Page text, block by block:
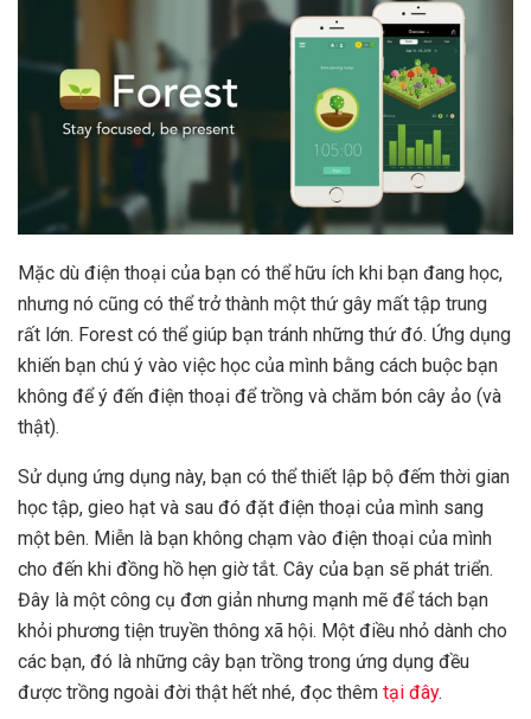
Mặc dù điện thoại của bạn có thể hữu ích khi bạn đang học,
nhưng nó cũng có thể trở thành một thứ gây mất tập trung
rất lớn. Forest có thể giúp bạn tránh những thứ đó. Ứng dụng
khiến bạn chú ý vào việc học của mình bằng cách buộc bạn
không để ý đến điện thoại để trồng và chăm bón cây ảo (và
thật).
Sử dụng ứng dụng này, bạn có thể thiết lập bộ đếm thời gian
học tập, gieo hạt và sau đó đặt điện thoại của mình sang
một bên. Miễn là bạn không chạm vào điện thoại của mình
cho đến khi đồng hồ hẹn giờ tắt. Cây của bạn sẽ phát triển.
Đây là một công cụ đơn giản nhưng mạnh mẽ để tách bạn
khỏi phương tiện truyền thông xã hội. Một điều nhỏ dành cho
các bạn, đó là những cây bạn trồng trong ứng dụng đều
được trồng ngoài đời thật hết nhé, đọc thêm tại đây.